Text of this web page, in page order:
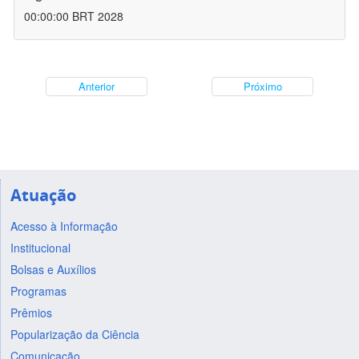
00:00:00 BRT 2028
Anterior Próximo
Atuação
Acesso à Informação
Institucional
Bolsas e Auxílios
Programas
Prêmios
Popularização da Ciência
Comunicação